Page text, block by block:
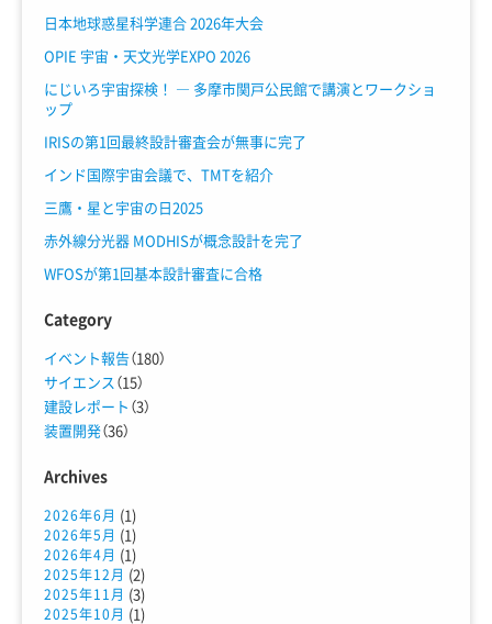
日本地球惑星科学連合 2026年大会
OPIE 宇宙・天文光学EXPO 2026
にじいろ宇宙探検！ ― 多摩市関戸公民館で講演とワークショ
ップ
IRISの第1回最終設計審査会が無事に完了
インド国際宇宙会議で、TMTを紹介
三鷹・星と宇宙の日2025
赤外線分光器 MODHISが概念設計を完了
WFOSが第1回基本設計審査に合格
Category
イベント報告（180）
サイエンス （15）
建設レポート （3）
装置開発（36）
Archives
2026年6月 (1)
2026年5月 (1)
2026年4月 (1)
2025年12月 (2)
2025年11月 (3)
2025年10月 (1)